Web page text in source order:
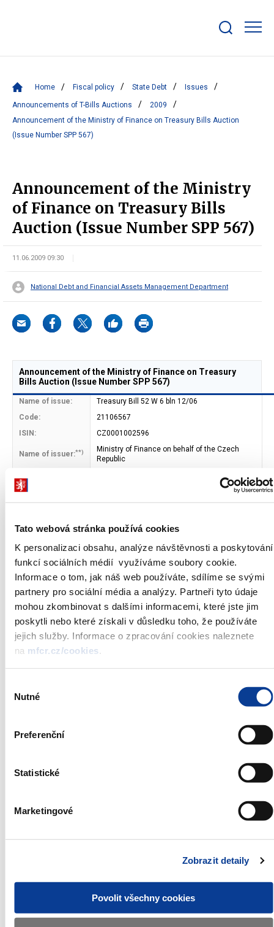
Tato webová stránka používá cookies
K personalizaci obsahu, analýze návštěvnosti a poskytování
funkcí sociálních médií využíváme soubory cookie.
Informace o tom, jak náš web používáte, sdílíme se svými
partnery pro sociální média a analýzy. Partneři tyto údaje
mohou zkombinovat s dalšími informacemi, které jste jim
poskytli nebo které získali v důsledku toho, že používáte
jejich služby. Informace o zpracování cookies naleznete
na mfcr.cz/cookies.
souhlasu
Nutné
Preferenční
Statistické
Marketingové
Zobrazit detaily
Povolit všechny cookies
bar
Home Fiscal policy State Debt Issues
Announcements of T-Bills Auctions
2009
Announcement of the Ministry of Finance on Treasury Bills Auction
(Issue Number SPP 567)
Announcement of the Ministry
of Finance on Treasury Bills
Auction (Issue Number SPP 567)
11.06.2009 09:30
National Debt and Financial Assets Management Department
Announcement of the Ministry of Finance on Treasury
Bills Auction (Issue Number SPP 567)
Name of issue:
Treasury Bill 52 W 6 bln 12/06
Code:
21106567
ISIN:
CZ0001002596
Name of issuer:**)
Ministry of Finance on behalf of the Czech
Republic
issuer:
118 10 Prague 1
Bond form:
book-entered (CNB)
Maturity date:
11.6.2010
Nominal value:
CZK 1 000 000
Total volume:
CZK 6 000 000 000
Auctioned:
CZK 6 000 000 000
Auction date:
11.6.2009
Issue date:
bidding:
12:00
Auction type:
Dutch auction
Agent:
*)
Annoucement is always published on the date of auction at
**)Treasury bills are issued and sold under the
Rules of Short -
List of direct participants of T-bill auctions
(link to the Czech
Displayed71 × Recommended326 ×